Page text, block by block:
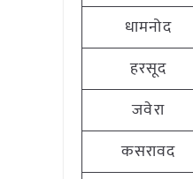
धामनोद
हरसूद
जवेरा
कसरावद